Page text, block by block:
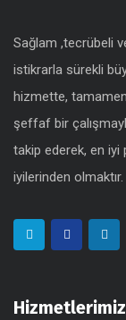
Sağlam ,tecrübeli
istikrarla sürekli
hizmette,
şeffaf bir
takip ederek, en iyi
iyilerinden olmaktır.
Hizmetlerimiz